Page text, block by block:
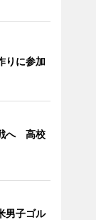
りに参加
へ 高校
男子ゴル